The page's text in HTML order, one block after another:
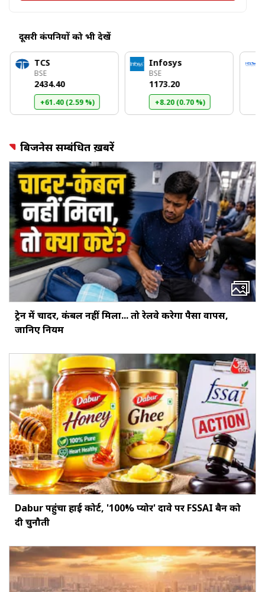
दूसरी कंपनियों को भी देखें
TCS
BSE
₹2434.40
+61.40 (2.59 %)
Infosys
BSE
₹1173.20
+8.20 (0.70 %)
बिजनेस सम्बंधित ख़बरें
ट्रेन में चादर, कंबल नहीं मिला... तो रेलवे करेगा पैसा वापस,
जानिए नियम
Dabur पहुंचा हाई कोर्ट, '100% प्योर' दावे पर FSSAI बैन को
दी चुनौती